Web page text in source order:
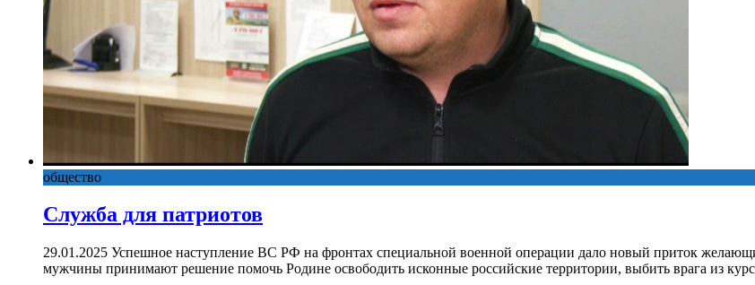
общество
Служба для патриотов
29.01.2025 Успешное наступление ВС РФ на фронтах специальной военной операции дало новый приток
мужчины принимают решение помочь Родине освободить исконные российские территории, выбить врага из